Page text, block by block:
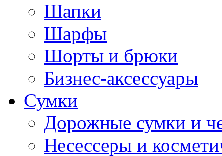
Шапки
Шарфы
Шорты и брюки
Бизнес-аксессуары
Сумки
Дорожные сумки и
Несессеры и